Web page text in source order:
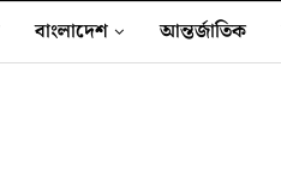
বাংলাদেশ আন্তর্জাতিক